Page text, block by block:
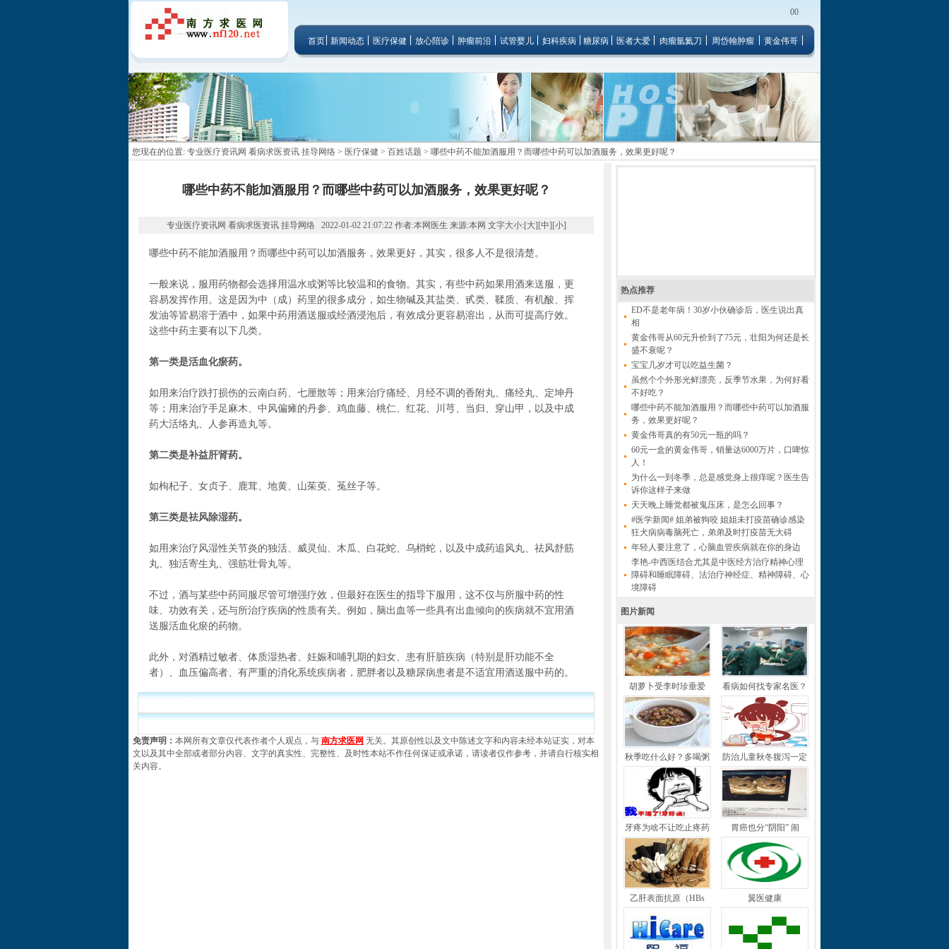
00
首页 新闻动态 医疗保健 放心陪诊 肿瘤前沿 试管婴儿 妇科疾病 糖尿病 医者大爱 肉瘤氩氦刀 周岱翰肿瘤 黄金伟哥
您现在的位置: 专业医疗资讯网 看病求医资讯 挂导网络 > 医疗保健 > 百姓话题 > 哪些中药不能加酒服用？而哪些中药可以加酒服务，效果更好呢？
哪些中药不能加酒服用？而哪些中药可以加酒服务，效果更好呢？
专业医疗资讯网 看病求医资讯 挂导网络 2022-01-02 21:07:22 作者:本网医生 来源:本网 文字大小:[大][中][小]
哪些中药不能加酒服用？而哪些中药可以加酒服务，效果更好，其实，很多人不是很清楚。
一般来说，服用药物都会选择用温水或粥等比较温和的食物。其实，有些中药如果用酒来送服，更
容易发挥作用。这是因为中（成）药里的很多成分，如生物碱及其盐类、甙类、鞣质、有机酸、挥
发油等皆易溶于酒中，如果中药用酒送服或经酒浸泡后，有效成分更容易溶出，从而可提高疗效。
这些中药主要有以下几类。
第一类是活血化瘀药。
如用来治疗跌打损伤的云南白药、七厘散等；用来治疗痛经、月经不调的香附丸、痛经丸、定坤丹
等；用来治疗手足麻木、中风偏瘫的丹参、鸡血藤、桃仁、红花、川芎、当归、穿山甲，以及中成
药大活络丸、人参再造丸等。
第二类是补益肝肾药。
如枸杞子、女贞子、鹿茸、地黄、山茱萸、菟丝子等。
第三类是祛风除湿药。
如用来治疗风湿性关节炎的独活、威灵仙、木瓜、白花蛇、乌梢蛇，以及中成药追风丸、祛风舒筋
丸、独活寄生丸、强筋壮骨丸等。
不过，酒与某些中药同服尽管可增强疗效，但最好在医生的指导下服用，这不仅与所服中药的性
味、功效有关，还与所治疗疾病的性质有关。例如，脑出血等一些具有出血倾向的疾病就不宜用酒
送服活血化瘀的药物。
此外，对酒精过敏者、体质湿热者、妊娠和哺乳期的妇女、患有肝脏疾病（特别是肝功能不全
者）、血压偏高者、有严重的消化系统疾病者，肥胖者以及糖尿病患者是不适宜用酒送服中药的。
免责声明： 本网所有文章仅代表作者个人观点，与 南方求医网 无关。其原创性以及文中陈述文字和内容未经本站证实，对本
文以及其中全部或者部分内容、文字的真实性、完整性、及时性本站不作任何保证或承诺，请读者仅作参考，并请自行核实相
关内容。
热点推荐
ED不是老年病！30岁小伙确诊后，医生说出真
相
黄金伟哥从60元升价到了75元，壮阳为何还是长
盛不衰呢？
宝宝几岁才可以吃益生菌？
虽然个个外形光鲜漂亮，反季节水果，为何好看
不好吃？
哪些中药不能加酒服用？而哪些中药可以加酒服
务，效果更好呢？
黄金伟哥真的有50元一瓶的吗？
60元一盒的黄金伟哥，销量达6000万片，口啤惊
人！
为什么一到冬季，总是感觉身上很痒呢？医生告
诉你这样子来做
天天晚上睡觉都被鬼压床，是怎么回事？
#医学新闻# 姐弟被狗咬 姐姐未打疫苗确诊感染
狂犬病病毒脑死亡，弟弟及时打疫苗无大碍
年轻人要注意了，心脑血管疾病就在你的身边
李艳-中西医结合尤其是中医经方治疗精神心理
障碍和睡眠障碍、法治疗神经症、精神障碍、心
境障碍
图片新闻
胡萝卜受李时珍垂爱 看病如何找专家名医？
秋季吃什么好？多喝粥 防治儿童秋冬腹泻一定
牙疼为啥不让吃止疼药 胃癌也分“阴阳” 闹
乙肝表面抗原（HBs 翼医健康